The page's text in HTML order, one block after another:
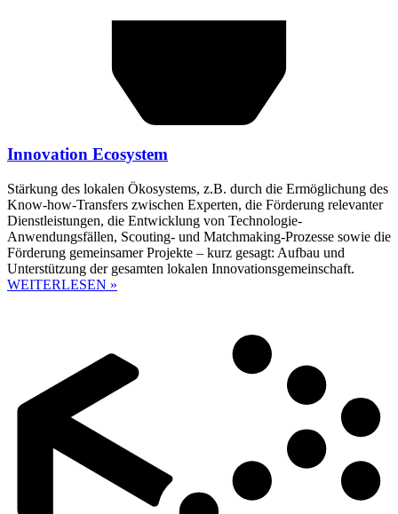
Innovation Ecosystem
Stärkung des lokalen Ökosystems, z.B. durch die Ermöglichung des
Know-how-Transfers zwischen Experten, die Förderung relevanter
Dienstleistungen, die Entwicklung von Technologie-
Anwendungsfällen, Scouting- und Matchmaking-Prozesse sowie die
Förderung gemeinsamer Projekte – kurz gesagt: Aufbau und
Unterstützung der gesamten lokalen Innovationsgemeinschaft.
WEITERLESEN »